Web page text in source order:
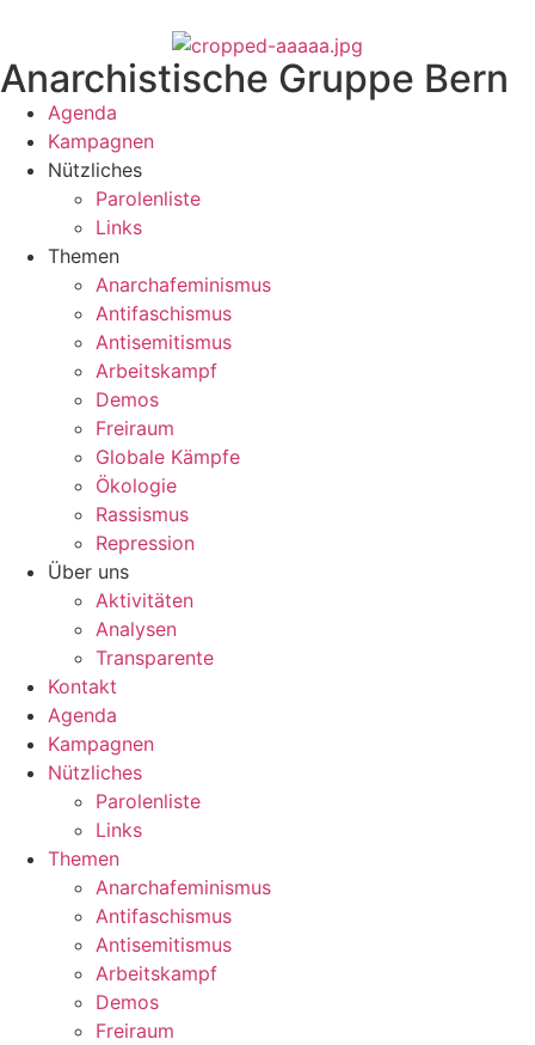
Anarchistische Gruppe Bern
Agenda
Kampagnen
Nützliches
Parolenliste
Links
Themen
Anarchafeminismus
Antifaschismus
Antisemitismus
Arbeitskampf
Demos
Freiraum
Globale Kämpfe
Ökologie
Rassismus
Repression
Über uns
Aktivitäten
Analysen
Transparente
Kontakt
Agenda
Kampagnen
Nützliches
Parolenliste
Links
Themen
Anarchafeminismus
Antifaschismus
Antisemitismus
Arbeitskampf
Demos
Freiraum